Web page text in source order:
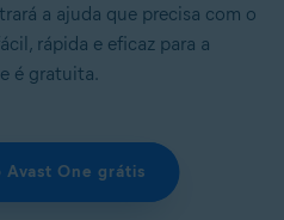
a ajuda que precisa com o
rápida e eficaz para a
é gratuita.
Avast One grátis